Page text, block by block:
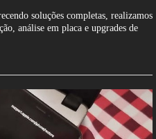
soluções completas, realizamos
análise em placa e upgrades de